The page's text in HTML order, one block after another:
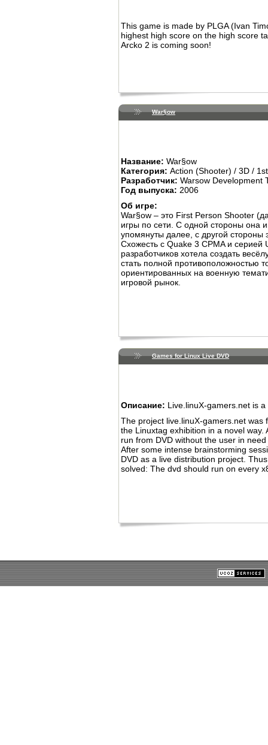
This game is made by PLGA (Ivan
highest high score on the high score
Arcko 2 is coming soon!
War§ow
Название: War§ow
Категория: Action (Shooter) / 3D /
Разработчик: Warsow Development
Год выпуска: 2006
Об игре:
War§ow – это First Person Shooter
игры по сети. С одной стороны она
упомянуты далее, с другой стороны
Схожесть с Quake 3 CPMA и
разработчиков хотела создать
стать полной противоположностью
ориентированных на военную
игровой рынок.
Games for Linux Live DVD
Описание: Live.linuX-gamers.net is
The project live.linuX-gamers.net
the Linuxtag exhibition in a novel
run from DVD without the user in
After some intense brainstorming
DVD as a live distribution project.
solved: The dvd should run on every